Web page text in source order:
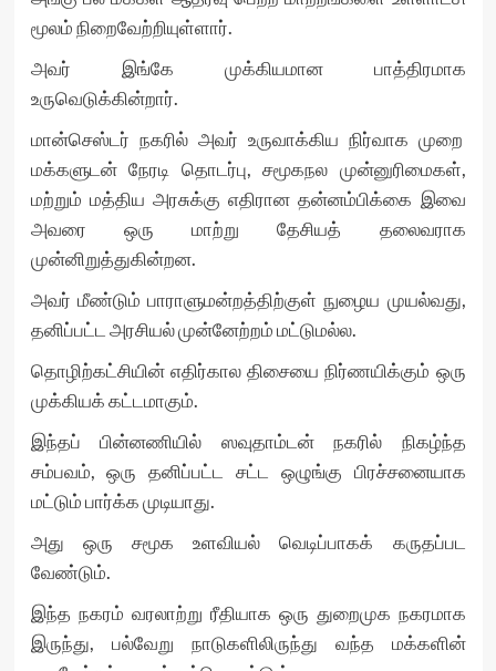
மூலம் நிறைவேற்றியுள்ளார்.
அவர் இங்கே முக்கியமான பாத்திரமாக
உருவெடுக்கின்றார்.
மான்செஸ்டர் நகரில் அவர் உருவாக்கிய நிர்வாக முறை
மக்களுடன் நேரடி தொடர்பு, சமூகநல முன்னுரிமைகள்,
மற்றும் மத்திய அரசுக்கு எதிரான தன்னம்பிக்கை இவை
அவரை ஒரு மாற்று தேசியத் தலைவராக
முன்னிறுத்துகின்றன.
அவர் மீண்டும் பாராளுமன்றத்திற்குள் நுழைய முயல்வது,
தனிப்பட்ட அரசியல் முன்னேற்றம் மட்டுமல்ல.
தொழிற்கட்சியின் எதிர்கால திசையை நிர்ணயிக்கும் ஒரு
முக்கியக் கட்டமாகும்.
இந்தப் பின்னணியில் ஸவுதாம்டன் நகரில் நிகழ்ந்த
சம்பவம், ஒரு தனிப்பட்ட சட்ட ஒழுங்கு பிரச்சனையாக
மட்டும் பார்க்க முடியாது.
அது ஒரு சமூக உளவியல் வெடிப்பாகக் கருதப்பட
வேண்டும்.
இந்த நகரம் வரலாற்று ரீதியாக ஒரு துறைமுக நகரமாக
இருந்து, பல்வேறு நாடுகளிலிருந்து வந்த மக்களின்